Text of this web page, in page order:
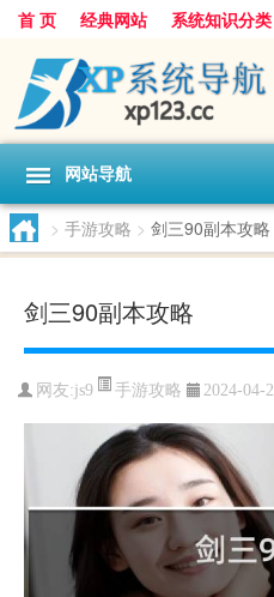
首 页 经典网站 系统知识分类
网站导航
> 手游攻略 > 剑三90副本攻略
剑三90副本攻略
网友:js9 手游攻略 2024-04-